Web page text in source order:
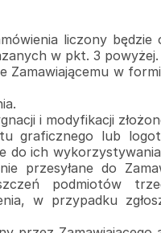
liczony będzie
w pkt. 3 powyżej.
Zamawiającemu w
i modyfikacji
graficznego lub
do ich
przesyłane do
podmiotów
w przypadku